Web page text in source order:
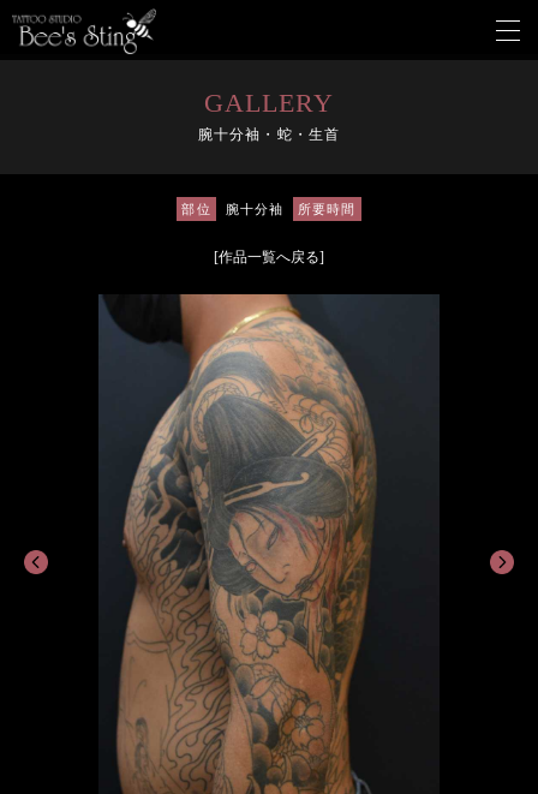
メ
ニ
GALLERY
腕十分袖・蛇・生首
部位 腕十分袖 所要時間